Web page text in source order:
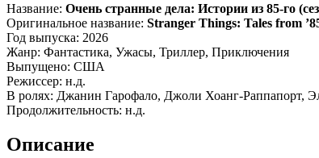
Название: Очень странные дела: Истории из 85-го
Оригинальное название: Stranger Things: Tales from
Год выпуска: 2026
Жанр: Фантастика, Ужасы, Триллер, Приключения
Выпущено: США
Режиссер: н.д.
В ролях: Джанин Гарофало, Джоли Хоанг-Раппапорт,
Продолжительность: н.д.
Описание